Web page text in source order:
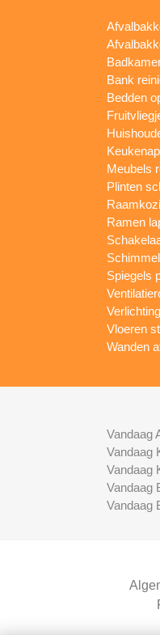
Bank
Bedden
Meubels
Plinten
Ramen
Spiegels
Vloeren
Wanden
Vandaag
Vandaag
Vandaag
Vandaag
Vandaag